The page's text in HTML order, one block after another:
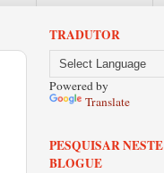
TRADUTOR
Powered by
Translate
PESQUISAR NESTE
BLOGUE